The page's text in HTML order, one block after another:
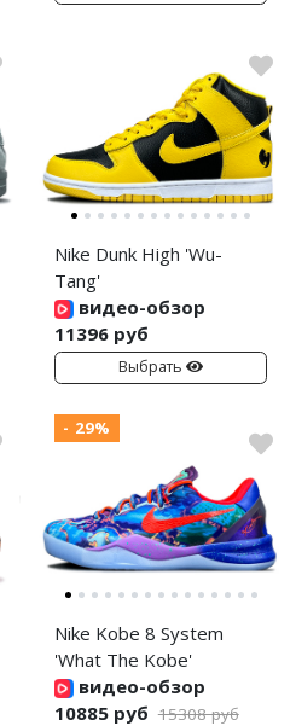
Nike Dunk High 'Wu-
Tang'
видео-обзор
11396 руб
Выбрать
- 29%
Nike Kobe 8 System
'What The Kobe'
видео-обзор
10885 руб 15308 руб